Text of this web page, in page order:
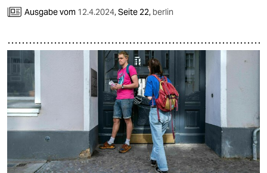
Ausgabe vom 12.4.2024,Seite 22, berlin